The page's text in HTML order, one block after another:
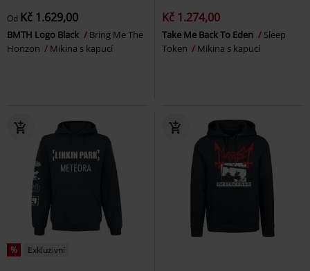
Od Kč 1.629,00
BMTH Logo Black
Bring Me The
Horizon
Mikina s kapucí
Kč 1.274,00
Take Me Back To Eden
Sleep
Token
Mikina s kapucí
% Exkluzivní